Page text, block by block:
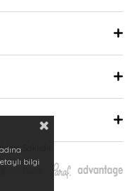
Saklıdır.
bilgi